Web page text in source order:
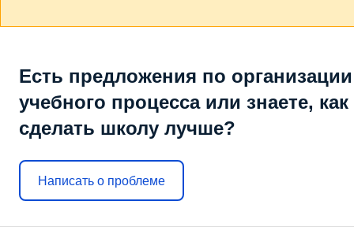
Есть предложения по организации
учебного процесса или знаете, как
сделать школу лучше?
Написать о проблеме